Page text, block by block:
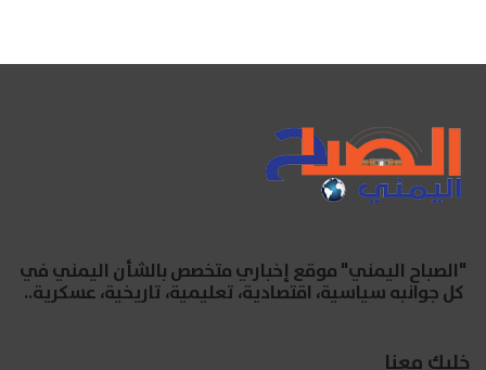
"الصباح اليمني" موقع إخباري متخصص بالشأن اليمني في
كل جوانبه سياسية، اقتصادية، تعليمية، تاريخية، عسكرية..
خليك معنا